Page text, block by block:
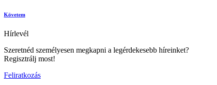
Követem
Hírlevél
Szeretnéd személyesen megkapni a legérdekesebb híreinket?
Regisztrálj most!
Feliratkozás